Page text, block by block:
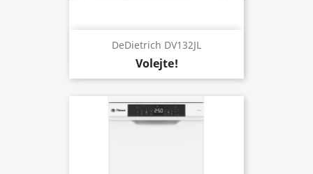
DeDietrich DV132JL
Volejte!